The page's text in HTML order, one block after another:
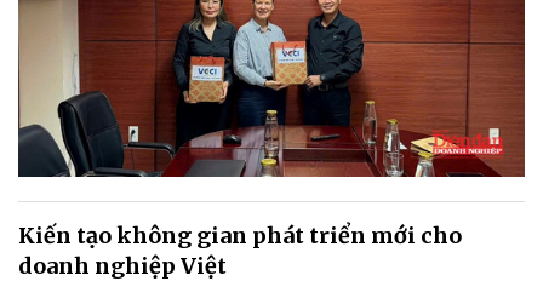
Kiến tạo không gian phát triển mới cho
doanh nghiệp Việt